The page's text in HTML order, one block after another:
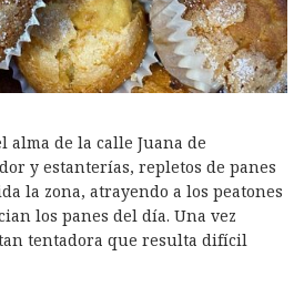
alma de la calle Juana de
y estanterías, repletos de panes
la zona, atrayendo a los peatones
los panes del día. Una vez
tentadora que resulta difícil